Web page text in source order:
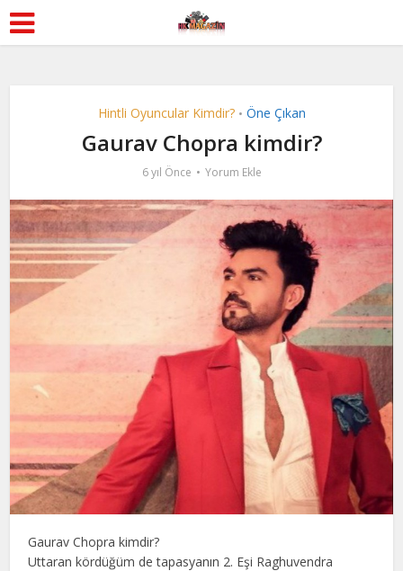
Hintli Oyuncular Kimdir? • Öne Çıkan
Gaurav Chopra kimdir?
6 yıl Önce Yorum Ekle
Gaurav Chopra kimdir?
Uttaran kördüğüm de tapasyanın 2. Eşi Raghuvendra